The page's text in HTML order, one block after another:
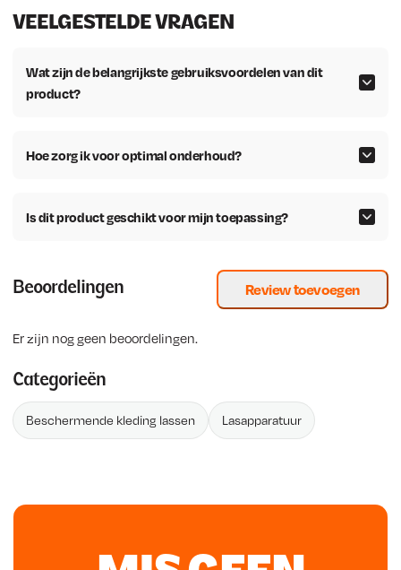
VEELGESTELDE VRAGEN
Wat zijn de belangrijkste gebruiksvoordelen van dit
product?
Hoe zorg ik voor optimal onderhoud?
Is dit product geschikt voor mijn toepassing?
Beoordelingen Review toevoegen
Er zijn nog geen beoordelingen.
Categorieën
Beschermende kleding lassen Lasapparatuur